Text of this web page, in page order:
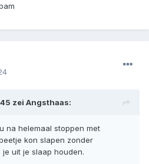
zei Angsthaas:
na helemaal stoppen met
kon slapen zonder
uit je slaap houden.